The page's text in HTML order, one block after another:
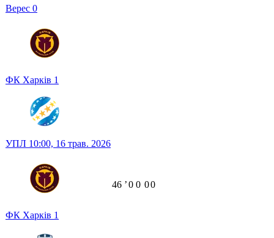
Верес 0
ФК Харків 1
УПЛ 10:00, 16 трав. 2026
ФК Харків 1
46 ʼ0 0 00